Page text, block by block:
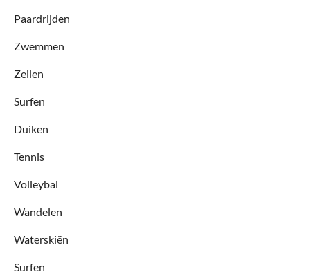
Paardrijden
Zwemmen
Zeilen
Surfen
Duiken
Tennis
Volleybal
Wandelen
Waterskiën
Surfen